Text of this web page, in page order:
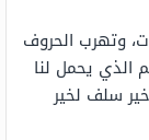
وتهرب الحروف
الذي يحمل لنا
سلف لخير